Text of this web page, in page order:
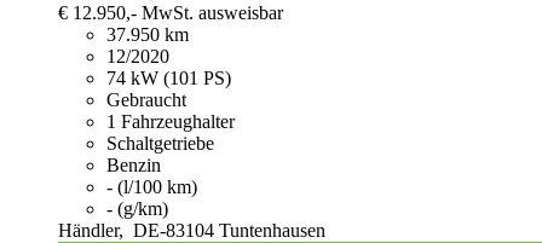
€ 12.950,- MwSt. ausweisbar
37.950 km
12/2020
74 kW (101 PS)
Gebraucht
1 Fahrzeughalter
Schaltgetriebe
Benzin
- (l/100 km)
- (g/km)
Händler, DE-83104 Tuntenhausen